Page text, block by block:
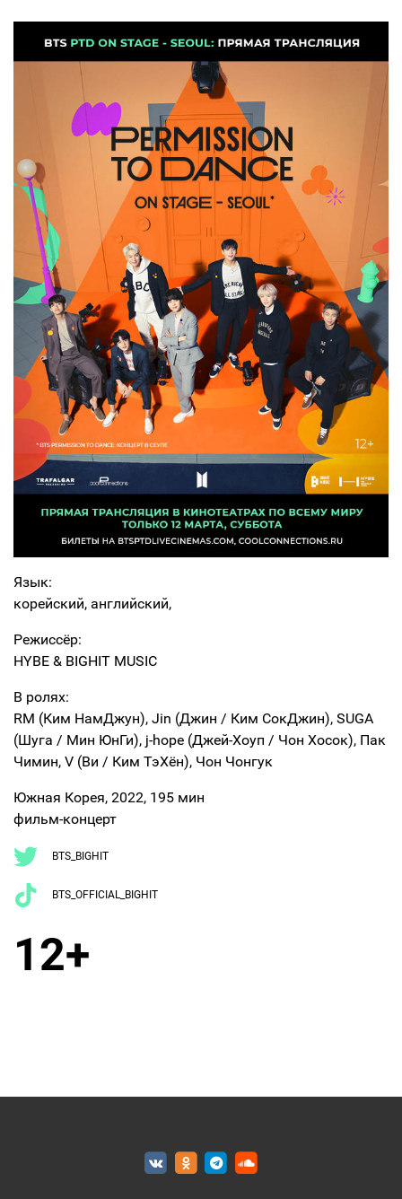
Язык:
корейский, английский,
Режиссёр:
HYBE & BIGHIT MUSIC
В ролях:
RM (Ким НамДжун), Jin (Джин / Ким СокДжин), SUGA
(Шуга / Мин ЮнГи), j-hope (Джей-Хоуп / Чон Хосок), Пак
Чимин, V (Ви / Ким ТэХён), Чон Чонгук
Южная Корея, 2022, 195 мин
фильм-концерт
BTS_BIGHIT
BTS_OFFICIAL_BIGHIT
12+